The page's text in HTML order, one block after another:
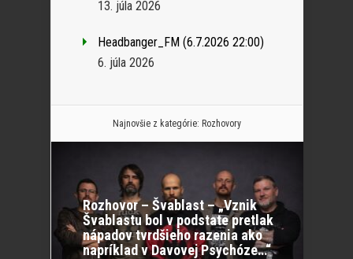
13. júla 2026
Headbanger_FM (6.7.2026 22:00)
6. júla 2026
Najnovšie z kategórie: Rozhovory
Rozhovor – Švablast – „Vznik
Švablastu bol v podstate pretlak
nápadov tvrdšieho razenia ako
napríklad v Davovej Psychóze…“